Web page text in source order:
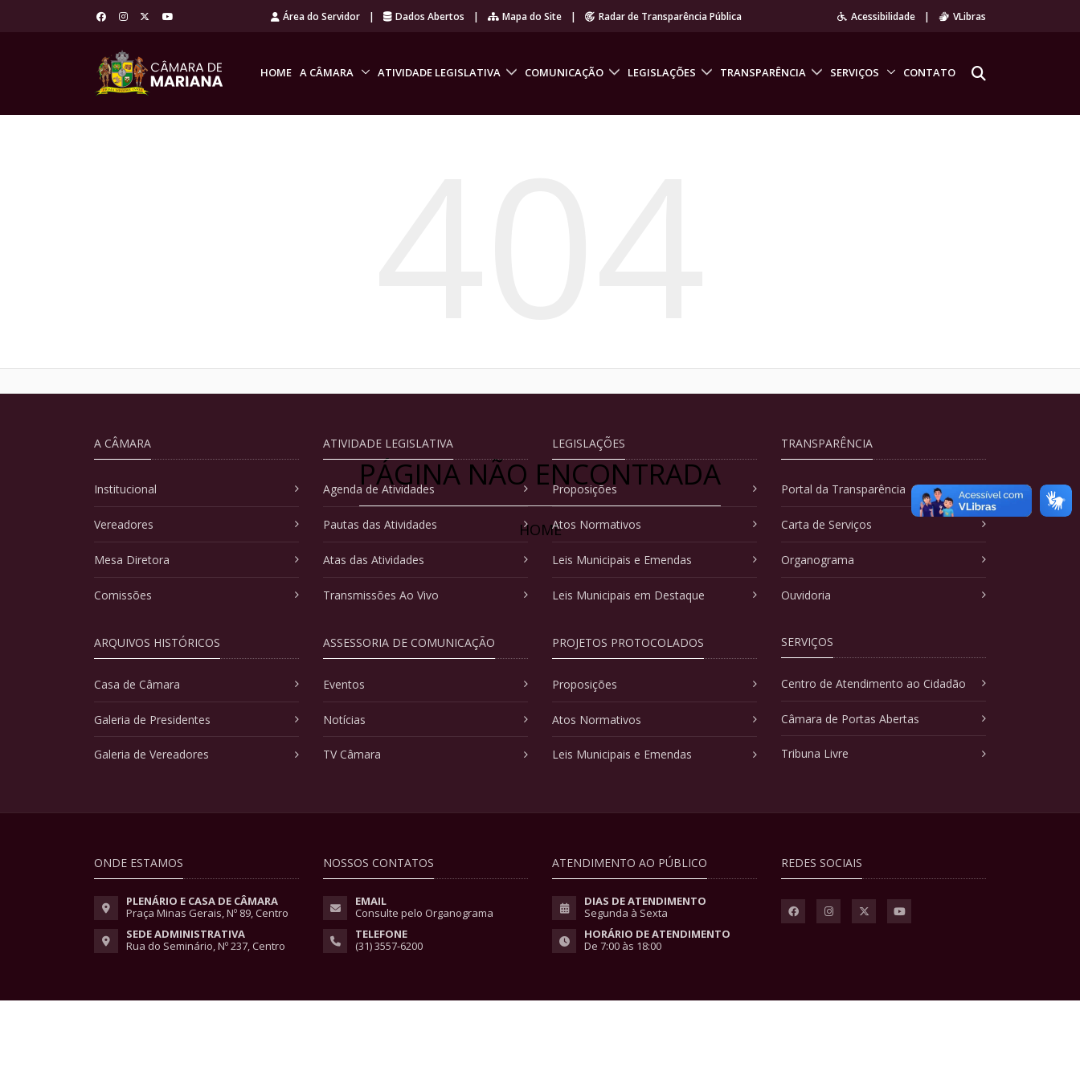
Área do Servidor | Dados Abertos | Mapa do Site | Radar de Transparência Pública Acessibilidade | VLibras
HOME A CÂMARA ATIVIDADE LEGISLATIVA COMUNICAÇÃO LEGISLAÇÕES TRANSPARÊNCIA SERVIÇOS CONTATO
PÁGINA NÃO ENCONTRADA
HOME
A CÂMARA
Institucional
Vereadores
Mesa Diretora
Comissões
ARQUIVOS HISTÓRICOS
Casa de Câmara
Galeria de Presidentes
Galeria de Vereadores
ATIVIDADE LEGISLATIVA
Agenda de Atividades
Pautas das Atividades
Atas das Atividades
Transmissões Ao Vivo
ASSESSORIA DE COMUNICAÇÃO
Eventos
Notícias
TV Câmara
LEGISLAÇÕES
Proposições
Atos Normativos
Leis Municipais e Emendas
Leis Municipais em Destaque
PROJETOS PROTOCOLADOS
Proposições
Atos Normativos
Leis Municipais e Emendas
TRANSPARÊNCIA
Portal da Transparência
Carta de Serviços
Organograma
Ouvidoria
SERVIÇOS
Centro de Atendimento ao Cidadão
Câmara de Portas Abertas
Tribuna Livre
ONDE ESTAMOS
PLENÁRIO E CASA DE CÂMARA
Praça Minas Gerais, Nº 89, Centro
SEDE ADMINISTRATIVA
Rua do Seminário, Nº 237, Centro
NOSSOS CONTATOS
EMAIL
Consulte pelo Organograma
TELEFONE
(31) 3557-6200
ATENDIMENTO AO PÚBLICO
DIAS DE ATENDIMENTO
Segunda à Sexta
HORÁRIO DE ATENDIMENTO
De 7:00 às 18:00
REDES SOCIAIS